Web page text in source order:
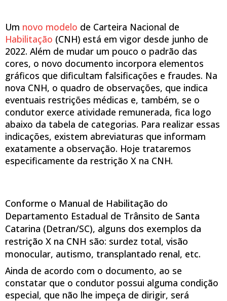
Um novo modelo de Carteira Nacional de
Habilitação (CNH) está em vigor desde junho de
2022. Além de mudar um pouco o padrão das
cores, o novo documento incorpora elementos
gráficos que dificultam falsificações e fraudes. Na
nova CNH, o quadro de observações, que indica
eventuais restrições médicas e, também, se o
condutor exerce atividade remunerada, fica logo
abaixo da tabela de categorias. Para realizar essas
indicações, existem abreviaturas que informam
exatamente a observação. Hoje trataremos
especificamente da restrição X na CNH.
Conforme o Manual de Habilitação do
Departamento Estadual de Trânsito de Santa
Catarina (Detran/SC), alguns dos exemplos da
restrição X na CNH são: surdez total, visão
monocular, autismo, transplantado renal, etc.
Ainda de acordo com o documento, ao se
constatar que o condutor possui alguma condição
especial, que não lhe impeça de dirigir, será